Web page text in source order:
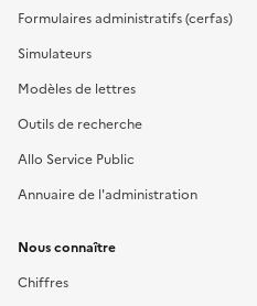
Formulaires administratifs (cerfas)
Simulateurs
Modèles de lettres
Outils de recherche
Allo Service Public
Annuaire de l'administration
Nous connaître
Chiffres